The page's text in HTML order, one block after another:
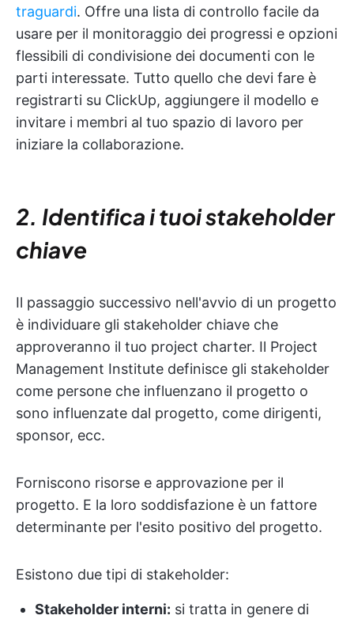
traguardi. Offre una lista di controllo facile da
usare per il monitoraggio dei progressi e opzioni
flessibili di condivisione dei documenti con le
parti interessate. Tutto quello che devi fare è
registrarti su ClickUp, aggiungere il modello e
invitare i membri al tuo spazio di lavoro per
iniziare la collaborazione.
2. Identifica i tuoi stakeholder
chiave
Il passaggio successivo nell'avvio di un progetto
è individuare gli stakeholder chiave che
approveranno il tuo project charter. Il Project
Management Institute definisce gli stakeholder
come persone che influenzano il progetto o
sono influenzate dal progetto, come dirigenti,
sponsor, ecc.
Forniscono risorse e approvazione per il
progetto. E la loro soddisfazione è un fattore
determinante per l'esito positivo del progetto.
Esistono due tipi di stakeholder:
Stakeholder interni: si tratta in genere di